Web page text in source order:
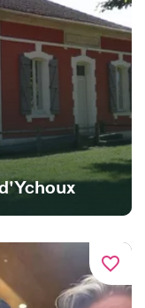
favorite_border